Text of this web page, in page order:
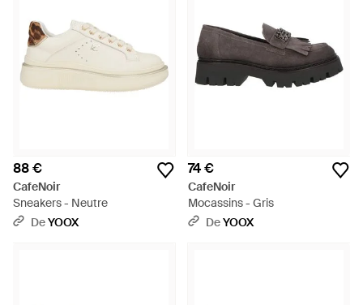
88 €
CafeNoir
Sneakers - Neutre
DeYOOX
74 €
CafeNoir
Mocassins - Gris
DeYOOX